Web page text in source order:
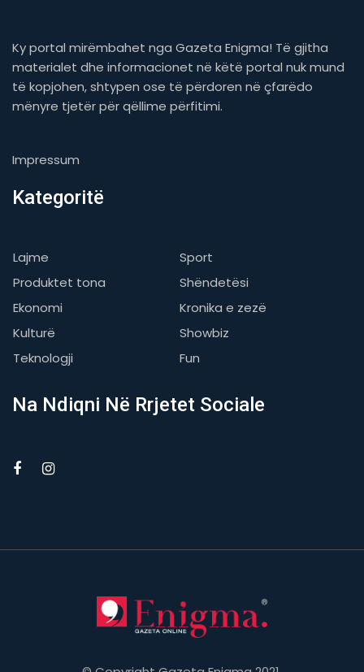
Ky portal mirëmbahet nga Gazeta Enigma! Të gjitha
materialet dhe informacionet në këtë portal nuk mund
të kopjohen, shtypen ose të përdoren në çfarëdo
mënyre tjetër për qëllime përfitimi.
Impressum
Kategoritë
Lajme
Sport
Produktet tona
Shëndetësi
Ekonomi
Kronika e zezë
Kulturë
Showbiz
Teknologji
Fun
Na Ndiqni Në Rrjetet Sociale